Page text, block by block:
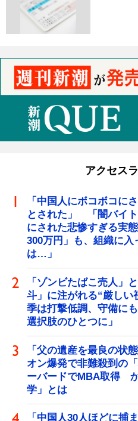
アクセス
「中国人にボコボコに
とされた」 「闇バイ
にされた悲惨すぎる実
300万円」も、組織に
は…」
「ゾンビたばこ売人」
斗」に注がれる“厳し
季は打撃低調、守備に
選択肢のひとつに」
「父の遺産を最良の
オン爆発で非難殺到の
ーバードでMBA取得
学」とは
「中国人30人ほどに捕